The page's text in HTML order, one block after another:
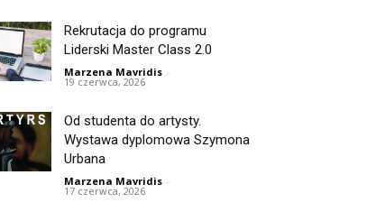
Rekrutacja do programu
Liderski Master Class 2.0
Marzena Mavridis -
19 czerwca, 2026
Od studenta do artysty.
Wystawa dyplomowa Szymona
Urbana
Marzena Mavridis -
17 czerwca, 2026